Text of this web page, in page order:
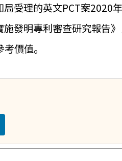
受理的英文PCT案2020
發明專利審查研究報告
價值。